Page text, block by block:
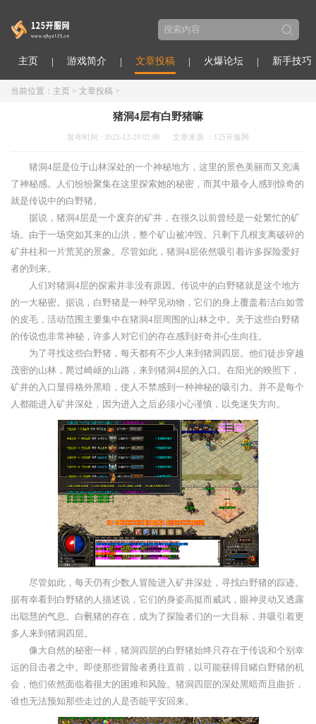
主页 游戏简介 文章投稿 火爆论坛 新手技巧
当前位置： 主页 > 文章投稿 >
猪洞4层有白野猪嘛
发布时间 : 2023-12-20 02:08 文章来源 ：125开服网
猪洞4层是位于山林深处的一个神秘地方，这里的景色美丽而又充满
了神秘感。人们纷纷聚集在这里探索她的秘密，而其中最令人感到惊奇的
就是传说中的白野猪。
据说，猪洞4层是一个废弃的矿井，在很久以前曾经是一处繁忙的矿
场。由于一场突如其来的山洪，整个矿山被冲毁。只剩下几根支离破碎的
矿井柱和一片荒芜的景象。尽管如此，猪洞4层依然吸引着许多探险爱好
者的到来。
人们对猪洞4层的探索并非没有原因。传说中的白野猪就是这个地方
的一大秘密。据说，白野猪是一种罕见动物，它们的身上覆盖着洁白如雪
的皮毛，活动范围主要集中在猪洞4层周围的山林之中。关于这些白野猪
的传说也非常神秘，许多人对它们的存在感到好奇并心生向往。
为了寻找这些白野猪，每天都有不少人来到猪洞四层。他们徒步穿越
茂密的山林，爬过崎岖的山路，来到猪洞4层的入口。在阳光的映照下，
矿井的入口显得格外黑暗，使人不禁感到一种神秘的吸引力。并不是每个
人都能进入矿井深处，因为进入之后必须小心谨慎，以免迷失方向。
尽管如此，每天仍有少数人冒险进入矿井深处，寻找白野猪的踪迹。
据有幸看到白野猪的人描述说，它们的身姿高挺而威武，眼神灵动又透露
出聪慧的气息。白氎猪的存在，成为了探险者们的一大目标，并吸引着更
多人来到猪洞四层。
像大自然的秘密一样，猪洞四层的白野猪始终只存在于传说和个别幸
运的目击者之中。即使那些冒险者勇往直前，以可能获得目睹白野猪的机
会，他们依然面临着很大的困难和风险。猪洞四层的深处黑暗而且曲折，
谁也无法预知那些走过的人是否能平安回来。